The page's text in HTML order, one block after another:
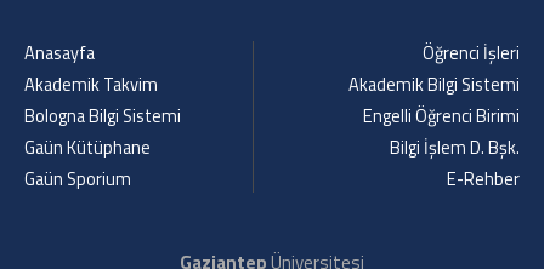
Anasayfa
Akademik Takvim
Bologna Bilgi Sistemi
Gaün Kütüphane
Gaün Sporium
Öğrenci İşleri
Akademik Bilgi Sistemi
Engelli Öğrenci Birimi
Bilgi İşlem D. Bşk.
E-Rehber
GaziantepÜniversitesi